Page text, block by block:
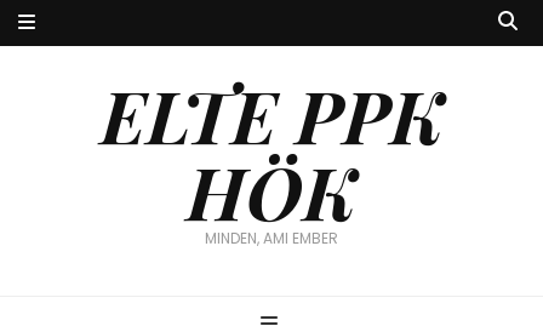
ELTE PPK
HÖK
MINDEN, AMI EMBER